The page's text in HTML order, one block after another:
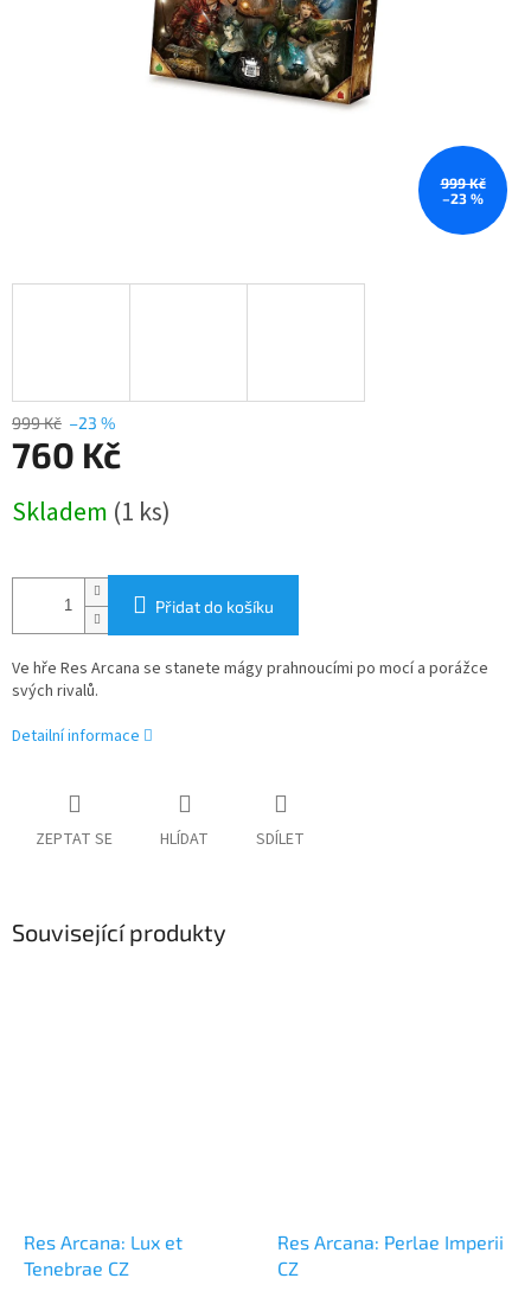
999 Kč
–23 %
999 Kč –23 %
760 Kč
cena:
Skladem (1 ks)
Přidat do košíku
Ve hře Res Arcana se stanete mágy prahnoucími po mocí a porážce
svých rivalů.
Detailní informace
ZEPTAT SE HLÍDAT SDÍLET
Související produkty
Res Arcana: Lux et
Tenebrae CZ
Res Arcana: Perlae Imperii
CZ